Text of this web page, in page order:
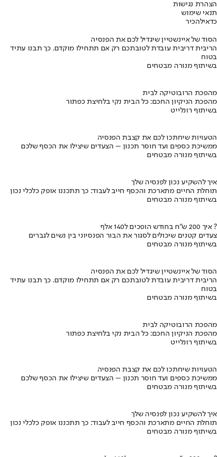
הצהרת נגישות
תנאי שימוש
כדאילהכיר
הסוד של איינשטיין שיגדיל לכם את הפנסיה
הריבית דריבית עובדת לטובתכם רק אם תתחילו מוקדם. כך תבנו עתיד
בטוח
בשיתוף מנורה מבטחים
מהפכת הרובוטיקה לבית
מהפכת הניקיון החכם: כל הבית נקי בלחיצת כפתור
בשיתוף רונלייט
הטעויות שיחתכו לכם את קצבת הפנסיה
ממשיכת כספים ועד חוסר תכנון – הצעדים שיצילו את הכסף שלכם
בשיתוף מנורה מבטחים
איך להשקיע נכון לפנסיה שלך
תוחלת החיים מתארכת והכסף חייב לעבוד: כך תתכננו אופק כלכלי נכון
בשיתוף מנורה מבטחים
איך 200 ש"ח בחודש הופכים ל140 אלף ?
צעדים קטנים שיכולים לסגור את הבור הפנסיוני בין נשים לגברים
בשיתוף מנורה מבטחים
הסוד של איינשטיין שיגדיל לכם את הפנסיה
הריבית דריבית עובדת לטובתכם רק אם תתחילו מוקדם. כך תבנו עתיד
בטוח
בשיתוף מנורה מבטחים
מהפכת הרובוטיקה לבית
מהפכת הניקיון החכם: כל הבית נקי בלחיצת כפתור
בשיתוף רונלייט
הטעויות שיחתכו לכם את קצבת הפנסיה
ממשיכת כספים ועד חוסר תכנון – הצעדים שיצילו את הכסף שלכם
בשיתוף מנורה מבטחים
איך להשקיע נכון לפנסיה שלך
תוחלת החיים מתארכת והכסף חייב לעבוד: כך תתכננו אופק כלכלי נכון
בשיתוף מנורה מבטחים